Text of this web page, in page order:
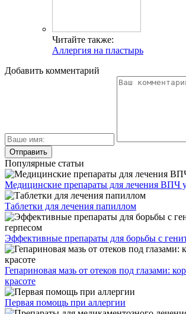
Читайте также:
Аллергия на пластырь
Добавить комментарий
Популярные статьи
Медицинские препараты для лечения ВПЧ
Таблетки для лечения папиллом
Эффективные препараты для борьбы с
Гепариновая мазь от отеков под глазами:
красоте
Первая помощь при аллергии